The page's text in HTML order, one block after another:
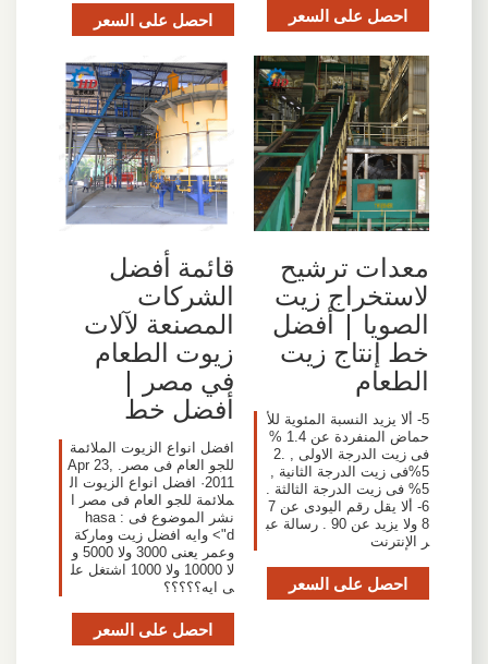
احصل على السعر احصل على السعر
معدات ترشيح
لاستخراج زيت
الصويا | أفضل
خط إنتاج زيت
الطعام
5- ألا يزيد النسبة المئوية للأ
حماض المنفردة عن 1.4 %
فى زيت الدرجة الاولى , 2.
5%فى زيت الدرجة الثانية ,
5% فى زيت الدرجة الثالثة .
6- ألا يقل رقم اليودى عن 7
8 ولا يزيد عن 90 . رسالة عب
ر الإنترنت
احصل على السعر
قائمة أفضل
الشركات
المصنعة لآلات
زيوت الطعام
في مصر |
أفضل خط
افضل انواع الزيوت الملائمة
للجو العام فى مصر. Apr 23,
2011· افضل انواع الزيوت ال
ملائمة للجو العام فى مصر ا
نشر الموضوع فى : hasa
d"> وايه افضل زيت وماركة
وعمر يعنى 3000 ولا 5000 و
لا 10000 ولا 1000 اشتغل عل
ى ايه؟؟؟؟؟
احصل على السعر